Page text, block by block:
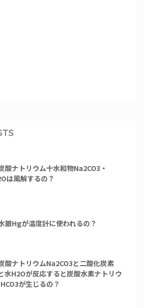
酸ナトリウム十水和物Na2CO3・
は風解するの？
銀Hgが温度計に使われるの？
酸ナトリウムNa2CO3と二酸化炭素
水H2Oが反応すると炭酸水素ナトリウ
が生じるの？